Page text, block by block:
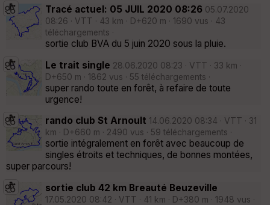
Tracé actuel: 05 JUIL 2020 08:26 05.07.2020
08:26 · VTT · 43 km · D+620 m · 1690 vus · 43
téléchargements ·
sortie club BVA du 5 juin 2020 sous la pluie.
Le trait single 28.06.2020 08:23 · VTT · 33 km ·
D+650 m · 1862 vus · 55 téléchargements ·
super rando toute en forêt, à refaire de toute
urgence!
rando club St Arnoult 14.06.2020 08:34 · VTT · 31
km · D+660 m · 2490 vus · 59 téléchargements ·
sortie intégralement en forêt avec beaucoup de
singles étroits et techniques, de bonnes montées,
super parcours!
sortie club 42 km Breauté Beuzeville
17.05.2020 08:42 · VTT · 41 km · D+380 m · 1948 vus ·